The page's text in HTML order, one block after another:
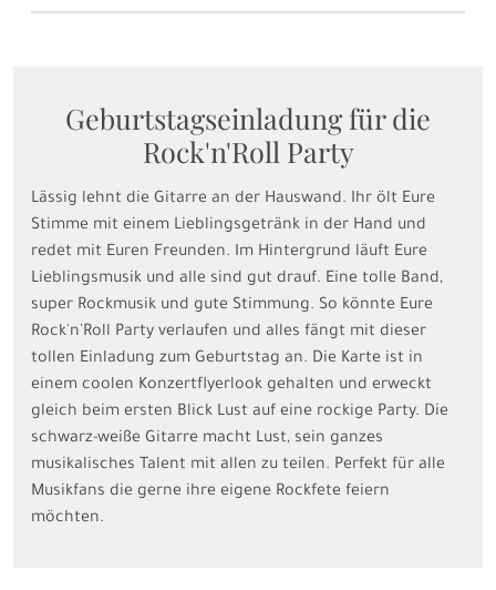
Geburtstagseinladung für die
Rock'n'Roll Party
Lässig lehnt die Gitarre an der Hauswand. Ihr ölt Eure
Stimme mit einem Lieblingsgetränk in der Hand und
redet mit Euren Freunden. Im Hintergrund läuft Eure
Lieblingsmusik und alle sind gut drauf. Eine tolle Band,
super Rockmusik und gute Stimmung. So könnte Eure
Rock'n'Roll Party verlaufen und alles fängt mit dieser
tollen Einladung zum Geburtstag an. Die Karte ist in
einem coolen Konzertflyerlook gehalten und erweckt
gleich beim ersten Blick Lust auf eine rockige Party. Die
schwarz-weiße Gitarre macht Lust, sein ganzes
musikalisches Talent mit allen zu teilen. Perfekt für alle
Musikfans die gerne ihre eigene Rockfete feiern
möchten.